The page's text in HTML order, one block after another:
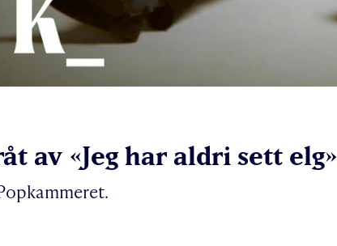
av «Jeg har aldri sett elg»